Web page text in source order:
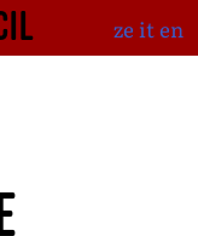
ze iten